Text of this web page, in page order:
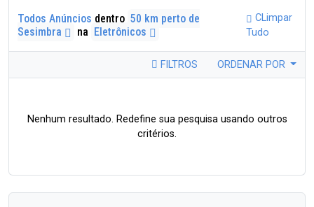
Todos Anúncios dentro 50 km perto de
Sesimbra
na Eletrônicos
CLimpar
Tudo
FILTROS ORDENAR POR
Nenhum resultado. Redefine sua pesquisa usando outros
critérios.